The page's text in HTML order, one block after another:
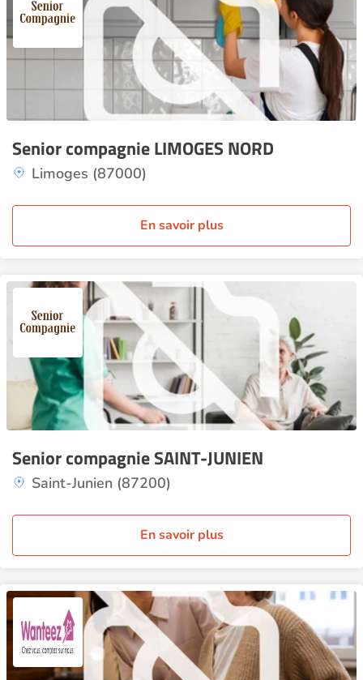
Senior compagnie LIMOGES NORD
Limoges (87000)
En savoir plus
Senior compagnie SAINT-JUNIEN
Saint-Junien (87200)
En savoir plus